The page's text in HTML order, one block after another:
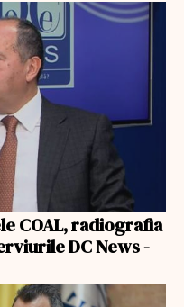
COAL, radiografia
DC News -